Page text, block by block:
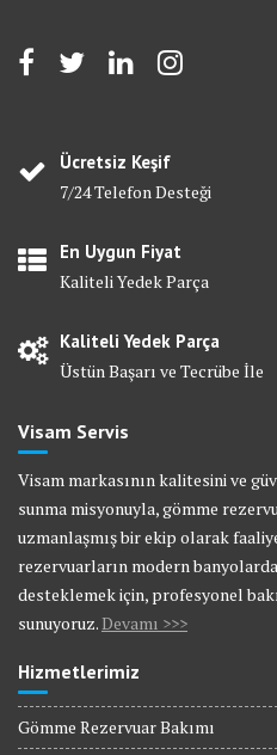
Ücretsiz Keşif
7/24 Telefon Desteği
En Uygun Fiyat
Kaliteli Yedek Parça
Kaliteli Yedek Parça
Üstün Başarı ve Tecrübe İle
Visam Servis
Visam markasının kalitesini ve
sunma misyonuyla, gömme
uzmanlaşmış bir ekip olarak
rezervuarların modern
desteklemek için, profesyonel
sunuyoruz. Devamı >>>
Hizmetlerimiz
Gömme Rezervuar Bakımı